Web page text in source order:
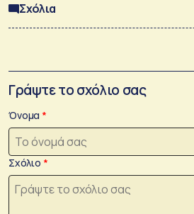
Σχόλια
Γράψτε το σχόλιο σας
Όνομα
Σχόλιο